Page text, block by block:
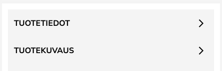
TUOTEKUVAUS
TUOTETIEDOT